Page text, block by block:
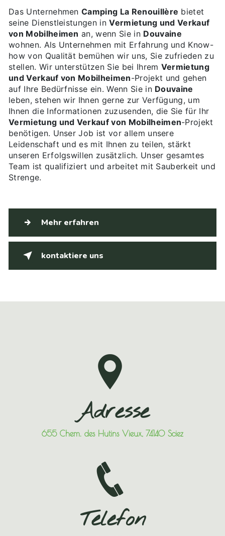
Das UnternehmenCamping La Renouillère bietet
seine Dienstleistungen inVermietung und Verkauf
von Mobilheimen an, wenn Sie in Douvaine
wohnen. Als Unternehmen mit Erfahrung und Know-
how von Qualität bemühen wir uns, Sie zufrieden zu
stellen. Wir unterstützen Sie bei Ihrem Vermietung
und Verkauf von Mobilheimen-Projekt und gehen
auf Ihre Bedürfnisse ein. Wenn Sie in Douvaine
leben, stehen wir Ihnen gerne zur Verfügung, um
Ihnen die Informationen zuzusenden, die Sie für Ihr
Vermietung und Verkauf von Mobilheimen-Projekt
benötigen. Unser Job ist vor allem unsere
Leidenschaft und es mit Ihnen zu teilen, stärkt
unseren Erfolgswillen zusätzlich. Unser gesamtes
Team ist qualifiziert und arbeitet mit Sauberkeit und
Strenge.
Mehr erfahren
kontaktiere uns
Adresse
655 Chem. des Hutins Vieux, 74140 Sciez
Telefon